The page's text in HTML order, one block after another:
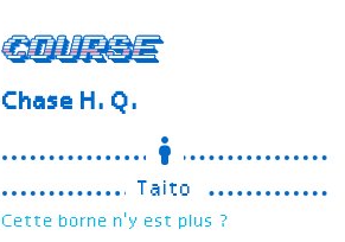
Course
Chase H.Q.
Taito
Cette borne n'y est plus ?